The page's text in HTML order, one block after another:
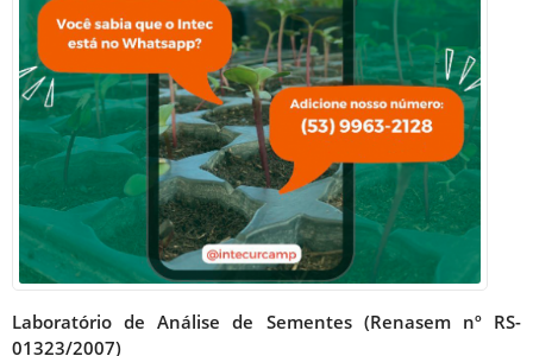
Laboratório de Análise de Sementes (Renasem nº RS-
01323/2007)